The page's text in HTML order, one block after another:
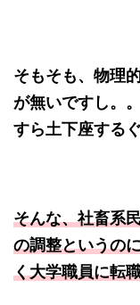
そもそも、物理
が無いですし。
すら土下座する
そんな、社畜系
の調整というの
く大学職員に転